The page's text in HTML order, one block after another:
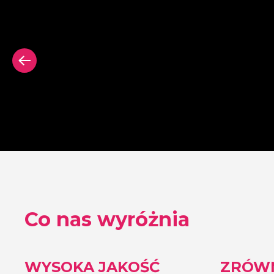
tylnej
Co nas wyróżnia
WYSOKA JAKOŚĆ